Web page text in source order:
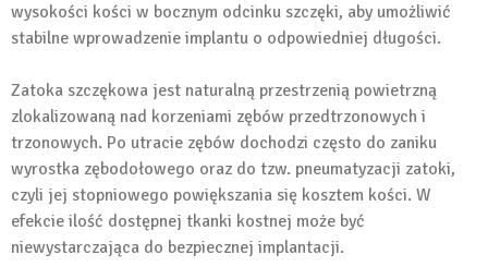
wysokości kości w bocznym odcinku szczęki, aby umożliwić
stabilne wprowadzenie implantu o odpowiedniej długości.
Zatoka szczękowa jest naturalną przestrzenią powietrzną
zlokalizowaną nad korzeniami zębów przedtrzonowych i
trzonowych. Po utracie zębów dochodzi często do zaniku
wyrostka zębodołowego oraz do tzw. pneumatyzacji zatoki,
czyli jej stopniowego powiększania się kosztem kości. W
efekcie ilość dostępnej tkanki kostnej może być
niewystarczająca do bezpiecznej implantacji.